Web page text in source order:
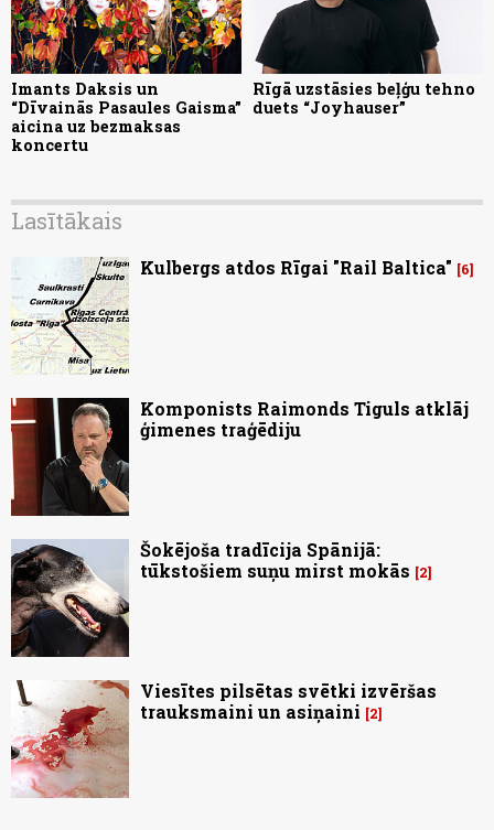
Imants Daksis un
“Dīvainās Pasaules Gaisma”
aicina uz bezmaksas
koncertu
Rīgā uzstāsies beļģu tehno
duets “Joyhauser”
Lasītākais
Kulbergs atdos Rīgai "Rail Baltica" 6
Komponists Raimonds Tiguls atklāj
ģimenes traģēdiju
Šokējoša tradīcija Spānijā:
tūkstošiem suņu mirst mokās
2
Viesītes pilsētas svētki izvēršas
trauksmaini un asiņaini
2